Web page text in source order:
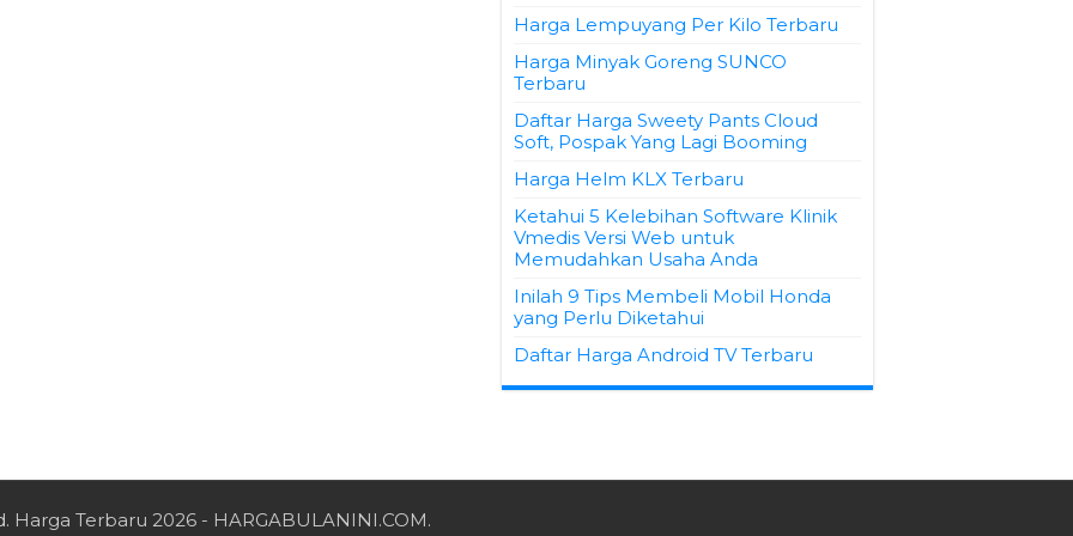
Harga Lempuyang Per Kilo Terbaru
Harga Minyak Goreng SUNCO
Terbaru
Daftar Harga Sweety Pants Cloud
Soft, Pospak Yang Lagi Booming
Harga Helm KLX Terbaru
Ketahui 5 Kelebihan Software Klinik
Vmedis Versi Web untuk
Memudahkan Usaha Anda
Inilah 9 Tips Membeli Mobil Honda
yang Perlu Diketahui
Daftar Harga Android TV Terbaru
Harga Terbaru 2026 - HARGABULANINI.COM.